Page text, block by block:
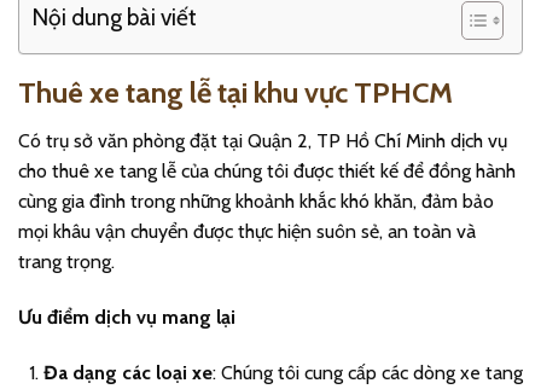
Nội dung bài viết
Thuê xe tang lễ tại khu vực TPHCM
Có trụ sở văn phòng đặt tại Quận 2, TP Hồ Chí Minh dịch vụ
cho thuê xe tang lễ của chúng tôi được thiết kế để đồng hành
cùng gia đình trong những khoảnh khắc khó khăn, đảm bảo
mọi khâu vận chuyển được thực hiện suôn sẻ, an toàn và
trang trọng.
Ưu điểm dịch vụ mang lại
Đa dạng các loại xe: Chúng tôi cung cấp các dòng xe tang